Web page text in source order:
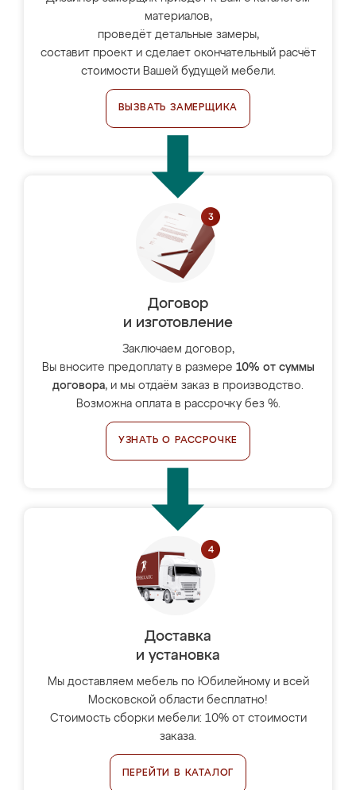
материалов,
проведёт детальные замеры,
составит проект и сделает окончательный расчёт
стоимости Вашей будущей мебели.
ВЫЗВАТЬ ЗАМЕРЩИКА
Договор
и изготовление
Заключаем договор,
Вы вносите предоплату в размере 10% от суммы
договора, и мы отдаём заказ в производство.
Возможна оплата в рассрочку без %.
УЗНАТЬ О РАССРОЧКЕ
Доставка
и установка
Мы доставляем мебель по Юбилейному и всей
Московской области бесплатно!
Стоимость сборки мебели: 10% от стоимости
заказа.
ПЕРЕЙТИ В КАТАЛОГ